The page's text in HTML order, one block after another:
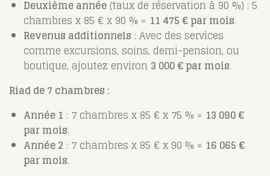
Deuxième année (taux de réservation à 90 %) : 5
chambres x 85 € x 90 % = 11 475 € par mois.
Revenus additionnels : Avec des services
comme excursions, soins, demi-pension, ou
boutique, ajoutez environ 3 000 € par mois.
Riad de 7 chambres :
Année 1 : 7 chambres x 85 € x 75 % = 13 090 €
par mois.
Année 2 : 7 chambres x 85 € x 90 % = 16 065 €
par mois.